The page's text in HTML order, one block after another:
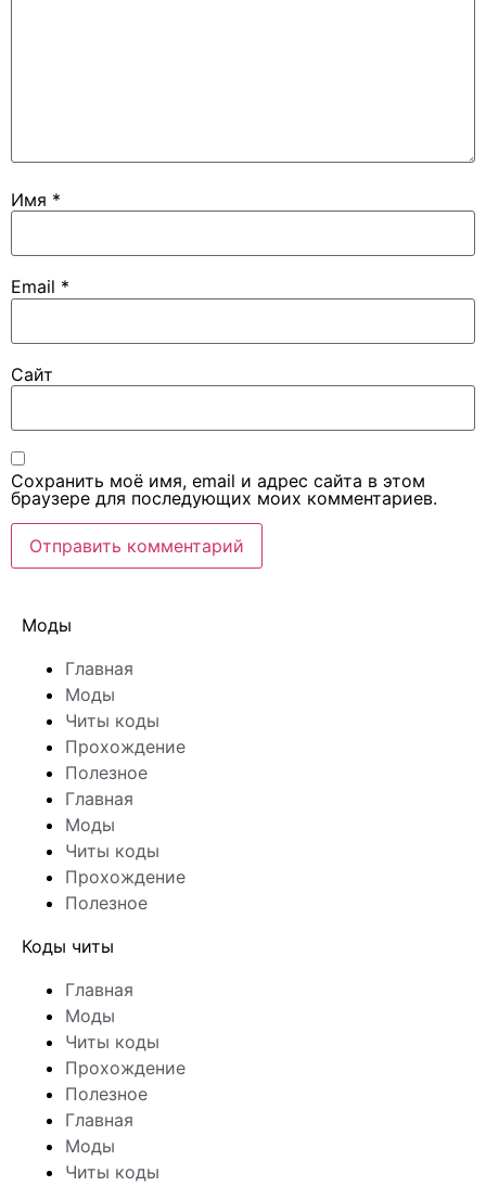
Имя *
Email *
Сайт
Сохранить моё имя, email и адрес сайта в этом
браузере для последующих моих комментариев.
Моды
Главная
Моды
Читы коды
Прохождение
Полезное
Главная
Моды
Читы коды
Прохождение
Полезное
Коды читы
Главная
Моды
Читы коды
Прохождение
Полезное
Главная
Моды
Читы коды